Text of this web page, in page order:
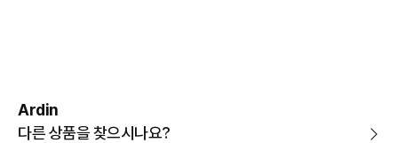
Ardin
다른 상품을 찾으시나요?